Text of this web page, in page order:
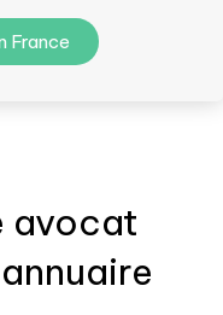
France
avocat